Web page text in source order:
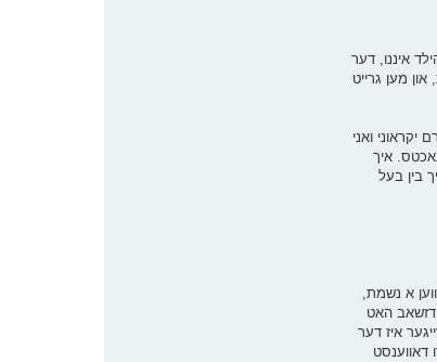
איננו, דער
מען גרייט
יקראוני ואני
איך
איך פיל ווי איך בין בעל
נשמת געווען א נשמת,
דזשאב האט
איז ער אויך נישט.... און איך דערמאן מיך אז פראיגע חאגע ווען איך האב נישט געארבעט, און איך בין נאך געווען אין ביהמ"ד 11 אזייגער איז דער
דאווענסט